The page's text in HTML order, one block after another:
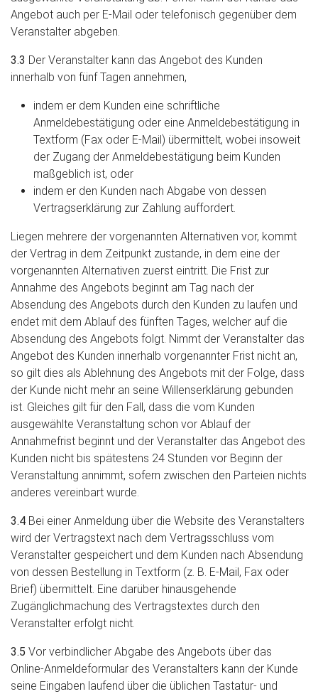
Angebot auch per E-Mail oder telefonisch gegenüber dem
Veranstalter abgeben.
3.3 Der Veranstalter kann das Angebot des Kunden
innerhalb von fünf Tagen annehmen,
indem er dem Kunden eine schriftliche
Anmeldebestätigung oder eine Anmeldebestätigung in
Textform (Fax oder E-Mail) übermittelt, wobei insoweit
der Zugang der Anmeldebestätigung beim Kunden
maßgeblich ist, oder
indem er den Kunden nach Abgabe von dessen
Vertragserklärung zur Zahlung auffordert.
Liegen mehrere der vorgenannten Alternativen vor, kommt
der Vertrag in dem Zeitpunkt zustande, in dem eine der
vorgenannten Alternativen zuerst eintritt. Die Frist zur
Annahme des Angebots beginnt am Tag nach der
Absendung des Angebots durch den Kunden zu laufen und
endet mit dem Ablauf des fünften Tages, welcher auf die
Absendung des Angebots folgt. Nimmt der Veranstalter das
Angebot des Kunden innerhalb vorgenannter Frist nicht an,
so gilt dies als Ablehnung des Angebots mit der Folge, dass
der Kunde nicht mehr an seine Willenserklärung gebunden
ist. Gleiches gilt für den Fall, dass die vom Kunden
ausgewählte Veranstaltung schon vor Ablauf der
Annahmefrist beginnt und der Veranstalter das Angebot des
Kunden nicht bis spätestens 24 Stunden vor Beginn der
Veranstaltung annimmt, sofern zwischen den Parteien nichts
anderes vereinbart wurde.
3.4 Bei einer Anmeldung über die Website des Veranstalters
wird der Vertragstext nach dem Vertragsschluss vom
Veranstalter gespeichert und dem Kunden nach Absendung
von dessen Bestellung in Textform (z. B. E-Mail, Fax oder
Brief) übermittelt. Eine darüber hinausgehende
Zugänglichmachung des Vertragstextes durch den
Veranstalter erfolgt nicht.
3.5 Vor verbindlicher Abgabe des Angebots über das
Online-Anmeldeformular des Veranstalters kann der Kunde
seine Eingaben laufend über die üblichen Tastatur- und